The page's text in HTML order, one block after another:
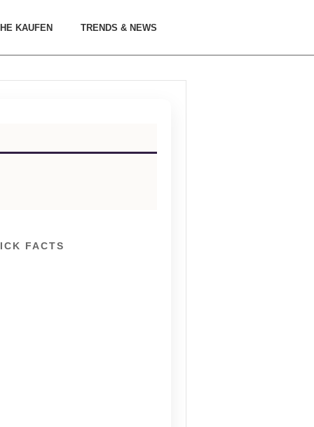
KAUFEN TRENDS & NEWS
FACTS